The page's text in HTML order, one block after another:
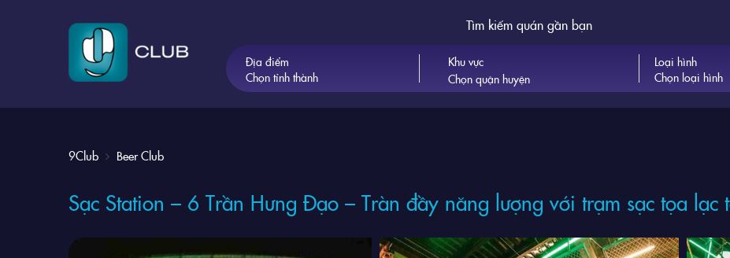
Tìm kiếm quán gần bạn
Địa điểm
Chọn tỉnh thành
Khu vực
Loại hình
Chọn loại hình
9Club Beer Club
Sạc Station – 6 Trần Hưng Đạo – Tràn đầy năng lượng với trạm sạc tọa lạc